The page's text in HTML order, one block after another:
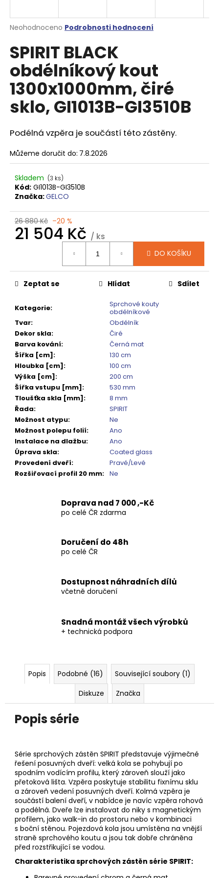
Průměrné
produktu
je
z
5
hvězdiček.
Neohodnoceno Podrobnosti hodnocení
SPIRIT BLACK
obdélníkový kout
1300x1000mm, čiré
sklo, GI1013B-GI3510B
Podélná vzpěra je součástí této zástěny.
Můžeme doručit do: 7.8.2026
Skladem (3 ks)
Kód: GI1013B-GI3510B
Značka:GELCO
26 880 Kč –20 %
21 504 Kč / ks
DO KOŠÍKU
Kategorie:
Sprchové kouty
obdélníkové
Tvar:
Obdélník
Dekor skla:
Čiré
Barva kování:
Černá mat
Šířka [cm]:
130 cm
Hloubka [cm]:
100 cm
Výška [cm]:
200 cm
Šířka vstupu [mm]:
530 mm
Tloušťka skla [mm]:
8 mm
Řada:
SPIRIT
Možnost atypu:
Ne
Možnost polepu folií:
Ano
Instalace na dlažbu:
Ano
Úprava skla:
Coated glass
Provedení dveří:
Pravé/Levé
Rozšiřovací profil 20 mm: Ne
Zeptat se Hlídat Sdílet
Doprava nad 7 000 ,-Kč
po celé ČR zdarma
Doručení do 48h
po celé ČR
Dostupnost náhradních dílů
včetně doručení
Snadná montáž všech výrobků
+ technická podpora
Popis Podobné (16)
Související soubory (1)
Diskuze
Značka
Popis série
Série sprchových zástěn SPIRIT představuje výjimečné
řešení posuvných dveří: velká kola se pohybují po
spodním vodícím profilu, který zároveň slouží jako
přetoková lišta. Vzpěra poskytuje stabilitu fixnímu sklu
a zároveň vedení posuvných dveří. Kolmá vzpěra je
součástí balení dveří, v nabídce je navíc vzpěra rohová
a podélná. Dveře lze instalovat do niky s magnetickým
profilem, jako walk-in do prostoru nebo v kombinaci
s boční stěnou. Pojezdová kola jsou umístěna na vnější
straně sprchového koutu a jsou tak dobře chráněna
před rozstřikující se vodou.
Charakteristika sprchových zástěn série SPIRIT:
j
t
?
HLEDAT
D
o
p
o
u
č
u
e
DRAGON
SPRCHOVÉ
DVEŘE
DO
NIKY
1200
MM,
ČIRÉ
SKLO,
GD4612
12
080
Kč
Původně:
15
100
Kč